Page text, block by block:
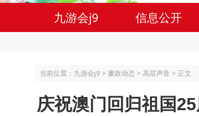
九游会j9 信息公开
当前位置： 九游会j9 > 廉政动态 > 高层声音 > 正文
庆祝澳门回归祖国